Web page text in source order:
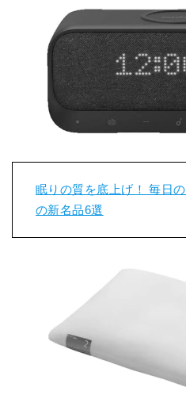
眠りの質を底上げ！ 毎日
の新名品6選